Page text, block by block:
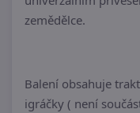
zemědělce.
Balení obsahuje
igráčky ( není